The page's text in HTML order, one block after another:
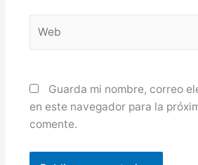
Guarda mi nombre, correo
en este navegador para la
comente.